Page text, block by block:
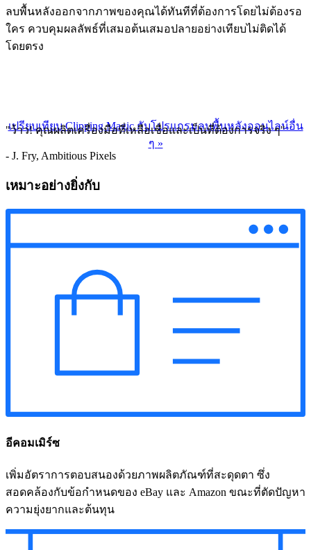
ลบพื้นหลังออกจากภาพของคุณได้ทันทีที่ต้องการโดยไม่ต้องรอ
ใคร ควบคุมผลลัพธ์ที่เสมอต้นเสมอปลายอย่างเทียบไม่ติดได้
โดยตรง
เปรียบเทียบ Clipping Magic กับโปรแกรมลบพื้นหลังออนไลน์อื่น
ๆ »
"ว้าว! คุณผลิตเครื่องมือที่เหลือเชื่อและเป็นที่ต้องการจริง ๆ"
- J. Fry, Ambitious Pixels
เหมาะอย่างยิ่งกับ
อีคอมเมิร์ซ
เพิ่มอัตราการตอบสนองด้วยภาพผลิตภัณฑ์ที่สะดุดตา ซึ่ง
สอดคล้องกับข้อกำหนดของ eBay และ Amazon ขณะที่ตัดปัญหา
ความยุ่งยากและต้นทุน